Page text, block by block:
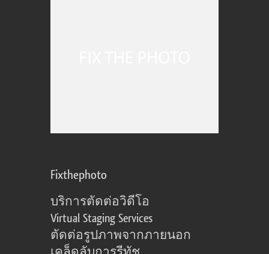
Fixthephoto
บริการตัดต่อวิดีโอ
Virtual Staging Services
ตัดต่อรูปภาพจากภายนอก